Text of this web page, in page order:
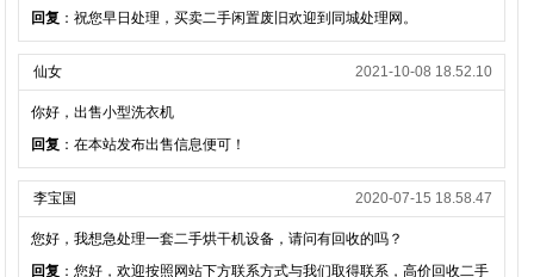
回复 ：祝您早日处理，买卖二手闲置废旧欢迎到同城处理网。
2021-10-08 18.52.10
仙女
你好，出售小型洗衣机
回复 ：在本站发布出售信息便可！
2020-07-15 18.58.47
李宝国
您好，我想急处理一套二手烘干机设备，请问有回收的吗？
回复 ：您好，欢迎按照网站下方联系方式与我们取得联系，高价回收二手